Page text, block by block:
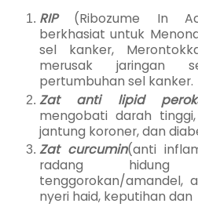
RIP (Ribozume In
berkhasiat untuk
sel kanker,
merusak jaringan
pertumbuhan sel kanker.
Zat anti lipid
mengobati darah
jantung koroner, dan
Zat curcumin(anti
radang
tenggorokan/amandel,
nyeri haid, keputihan